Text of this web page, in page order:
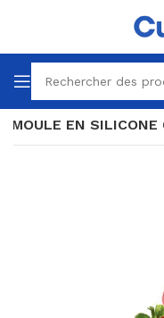
MOULE EN